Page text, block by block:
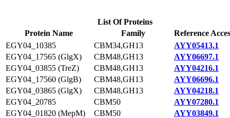
List Of Proteins
Protein Name
Family
Reference
EGY04_10385
CBM34,GH13
AYY05413.1
EGY04_17565 (GlgX)
CBM48,GH13
AYY06697.1
EGY04_03855 (TreZ)
CBM48,GH13
AYY04216.1
EGY04_17560 (GlgB)
CBM48,GH13
AYY06696.1
EGY04_03865 (GlgX)
CBM48,GH13
AYY04218.1
EGY04_20785
CBM50
AYY07280.1
EGY04_01820 (MepM)
CBM50
AYY03849.1